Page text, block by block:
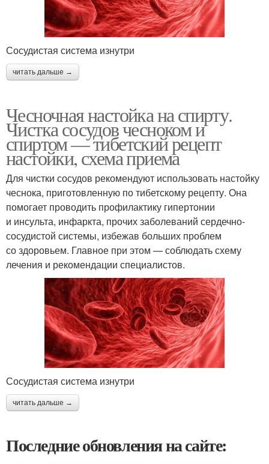
Сосудистая система изнутри
читать дальше →
Чесночная настойка на спирту.
Чистка сосудов чесноком и
спиртом — тибетский рецепт
настойки, схема приема
Для чистки сосудов рекомендуют использовать настойку
чеснока, приготовленную по тибетскому рецепту. Она
помогает проводить профилактику гипертонии
и инсульта, инфаркта, прочих заболеваний сердечно-
сосудистой системы, избежав больших проблем
со здоровьем. Главное при этом — соблюдать схему
лечения и рекомендации специалистов.
Сосудистая система изнутри
читать дальше →
Последние обновления на сайте: